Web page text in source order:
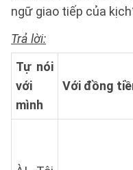
ngữ giao tiếp của
Trả lời:
Tự nói
với
mình
Với đồng